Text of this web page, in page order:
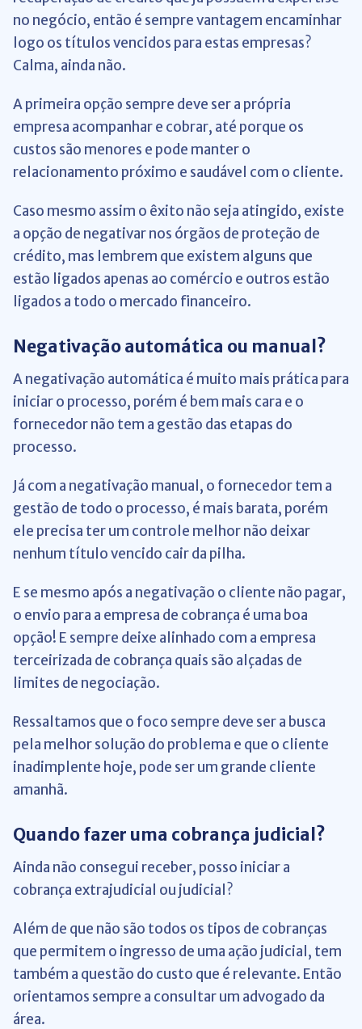
no negócio, então é sempre vantagem encaminhar
logo os títulos vencidos para estas empresas?
Calma, ainda não.
A primeira opção sempre deve ser a própria
empresa acompanhar e cobrar, até porque os
custos são menores e pode manter o
relacionamento próximo e saudável com o cliente.
Caso mesmo assim o êxito não seja atingido, existe
a opção de negativar nos órgãos de proteção de
crédito, mas lembrem que existem alguns que
estão ligados apenas ao comércio e outros estão
ligados a todo o mercado financeiro.
Negativação automática ou manual?
A negativação automática é muito mais prática para
iniciar o processo, porém é bem mais cara e o
fornecedor não tem a gestão das etapas do
processo.
Já com a negativação manual, o fornecedor tem a
gestão de todo o processo, é mais barata, porém
ele precisa ter um controle melhor não deixar
nenhum título vencido cair da pilha.
E se mesmo após a negativação o cliente não pagar,
o envio para a empresa de cobrança é uma boa
opção! E sempre deixe alinhado com a empresa
terceirizada de cobrança quais são alçadas de
limites de negociação.
Ressaltamos que o foco sempre deve ser a busca
pela melhor solução do problema e que o cliente
inadimplente hoje, pode ser um grande cliente
amanhã.
Quando fazer uma cobrança judicial?
Ainda não consegui receber, posso iniciar a
cobrança extrajudicial ou judicial?
Além de que não são todos os tipos de cobranças
que permitem o ingresso de uma ação judicial, tem
também a questão do custo que é relevante. Então
orientamos sempre a consultar um advogado da
área.